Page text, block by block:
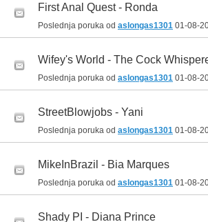
First Anal Quest - Ronda
Poslednja poruka od aslongas1301 01-08-
Wifey's World - The Cock
Poslednja poruka od aslongas1301 01-08-
StreetBlowjobs - Yani
Poslednja poruka od aslongas1301 01-08-
MikeInBrazil - Bia Marques
Poslednja poruka od aslongas1301 01-08-
Shady PI - Diana Prince